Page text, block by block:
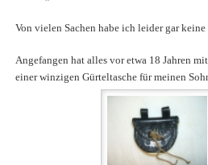
Von vielen Sachen habe ich leider gar
Angefangen hat alles vor etwa 18 Jahren
einer winzigen Gürteltasche für meinen